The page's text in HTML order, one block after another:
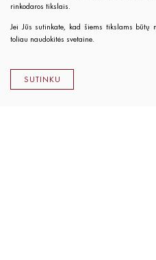
rinkodaros tikslais.
Jei Jūs sutinkate, kad šiems tikslams būtų
toliau naudokitės svetaine.
SUTINKU